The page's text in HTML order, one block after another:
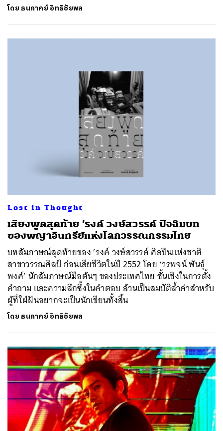
โดย ธนภาคย์ อิทธิชัยพล
Lost in Thought
เสียงพูดสุดท้าย ’รงค์ วงษ์สวรรค์ ปัจฉิมบท
ของพญาอินทรีย์แห่งโลกวรรณกรรมไทย
บทสัมภาษณ์สุดท้ายของ ’รงค์ วงษ์สวรรค์ ศิลปินแห่งชาติ
สาขาวรรณศิลป์ ก่อนเสียชีวิตในปี 2552 โดย ‘วรพจน์ พันธ์ุ
พงศ์’ นักสัมภาษณ์มือต้นๆ ของประเทศไทย ชั้นเชิงในการตั้ง
คำถาม และความลึกซึ้งในคำตอบ ล้วนเป็นสมบัติล้ำค่าสำหรับ
ผู้ที่ใฝ่ฝันอยากจะเป็นนักเขียนทั้งสิ้น
โดย ธนภาคย์ อิทธิชัยพล